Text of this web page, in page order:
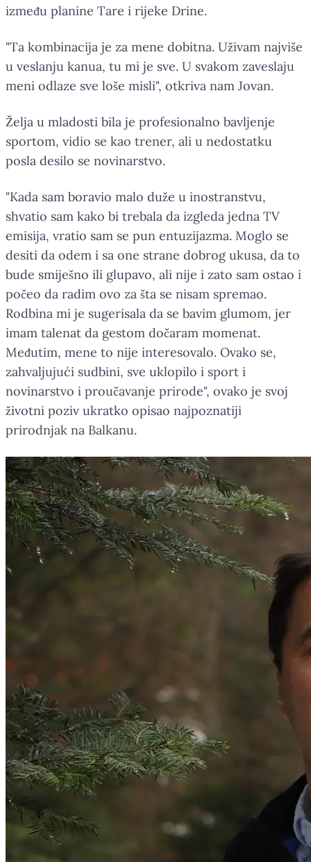
između planine Tare i rijeke Drine.
"Ta kombinacija je za mene dobitna. Uživam najviše
u veslanju kanua, tu mi je sve. U svakom zaveslaju
meni odlaze sve loše misli", otkriva nam Jovan.
Želja u mladosti bila je profesionalno bavljenje
sportom, vidio se kao trener, ali u nedostatku
posla desilo se novinarstvo.
"Kada sam boravio malo duže u inostranstvu,
shvatio sam kako bi trebala da izgleda jedna TV
emisija, vratio sam se pun entuzijazma. Moglo se
desiti da odem i sa one strane dobrog ukusa, da to
bude smiješno ili glupavo, ali nije i zato sam ostao i
počeo da radim ovo za šta se nisam spremao.
Rodbina mi je sugerisala da se bavim glumom, jer
imam talenat da gestom dočaram momenat.
Međutim, mene to nije interesovalo. Ovako se,
zahvaljujući sudbini, sve uklopilo i sport i
novinarstvo i proučavanje prirode", ovako je svoj
životni poziv ukratko opisao najpoznatiji
prirodnjak na Balkanu.